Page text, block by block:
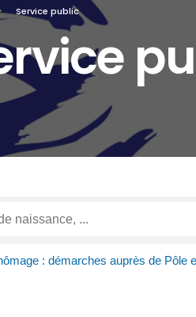
Service public
: démarches auprès de Pôle